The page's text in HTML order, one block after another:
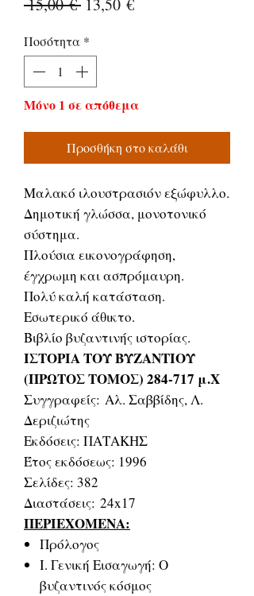
15,00 € 13,50 €
Ποσότητα *
Μόνο 1 σε απόθεμα
Προσθήκη στο καλάθι
Μαλακό ιλουστρασιόν εξώφυλλο.
Δημοτική γλώσσα, μονοτονικό
σύστημα.
Πλούσια εικονογράφηση,
έγχρωμη και ασπρόμαυρη.
Πολύ καλή κατάσταση.
Εσωτερικό άθικτο.
Βιβλίο βυζαντινής ιστορίας.
ΙΣΤΟΡΙΑ ΤΟΥ ΒΥΖΑΝΤΙΟΥ
(ΠΡΩΤΟΣ ΤΟΜΟΣ) 284-717 μ.Χ
Συγγραφείς: Αλ. Σαββίδης, Λ.
Δεριζιώτης
Εκδόσεις: ΠΑΤΑΚΗΣ
Έτος εκδόσεως: 1996
Σελίδες: 382
Διαστάσεις: 24x17
ΠΕΡΙΕΧΟΜΕΝΑ:
Πρόλογος
Ι. Γενική Εισαγωγή: Ο
βυζαντινός κόσμος